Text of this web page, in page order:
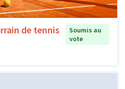
de tennis
Soumis au
vote